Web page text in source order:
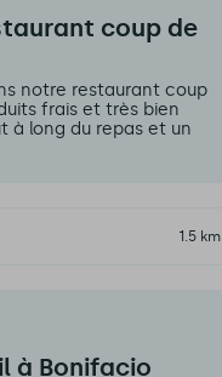
coup de
notre restaurant coup
frais et très bien
à long du repas et un
1.5 km
à Bonifacio